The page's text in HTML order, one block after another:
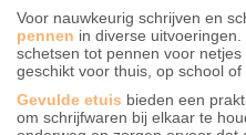
Voor nauwkeurig schrijven en
pennen in diverse
schetsen tot pennen voor
geschikt voor thuis, op school of
Gevulde etuis bieden een
om schrijfwaren bij elkaar te